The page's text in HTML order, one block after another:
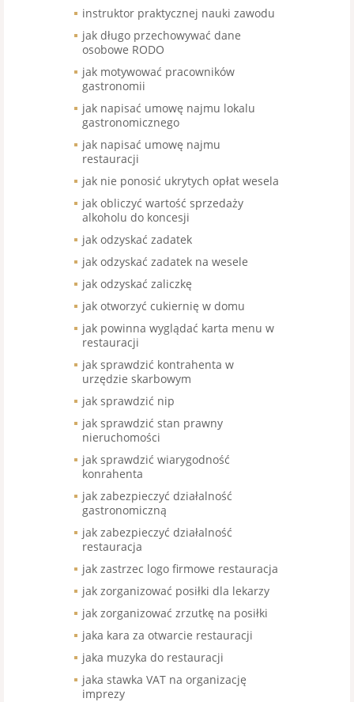
instruktor praktycznej nauki zawodu
jak długo przechowywać dane
osobowe RODO
jak motywować pracowników
gastronomii
jak napisać umowę najmu lokalu
gastronomicznego
jak napisać umowę najmu
restauracji
jak nie ponosić ukrytych opłat wesela
jak obliczyć wartość sprzedaży
alkoholu do koncesji
jak odzyskać zadatek
jak odzyskać zadatek na wesele
jak odzyskać zaliczkę
jak otworzyć cukiernię w domu
jak powinna wyglądać karta menu w
restauracji
jak sprawdzić kontrahenta w
urzędzie skarbowym
jak sprawdzić nip
jak sprawdzić stan prawny
nieruchomości
jak sprawdzić wiarygodność
konrahenta
jak zabezpieczyć działalność
gastronomiczną
jak zabezpieczyć działalność
restauracja
jak zastrzec logo firmowe restauracja
jak zorganizować posiłki dla lekarzy
jak zorganizować zrzutkę na posiłki
jaka kara za otwarcie restauracji
jaka muzyka do restauracji
jaka stawka VAT na organizację
imprezy